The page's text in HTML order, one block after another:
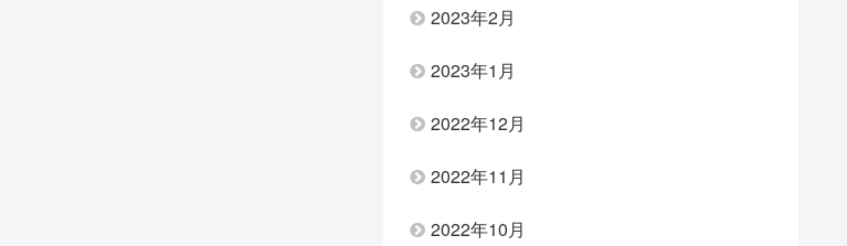
2023年2月
2023年1月
2022年12月
2022年11月
2022年10月